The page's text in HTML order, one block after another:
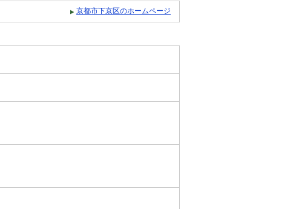
京都市下京区のホームページ